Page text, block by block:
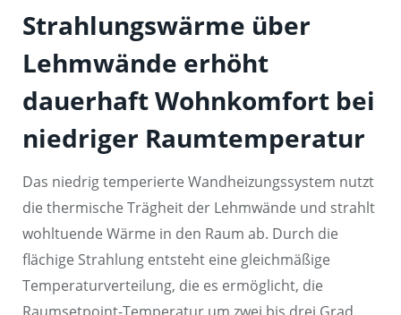
Strahlungswärme über
Lehmwände erhöht
dauerhaft Wohnkomfort bei
niedriger Raumtemperatur
Das niedrig temperierte Wandheizungssystem nutzt
die thermische Trägheit der Lehmwände und strahlt
wohltuende Wärme in den Raum ab. Durch die
flächige Strahlung entsteht eine gleichmäßige
Temperaturverteilung, die es ermöglicht, die